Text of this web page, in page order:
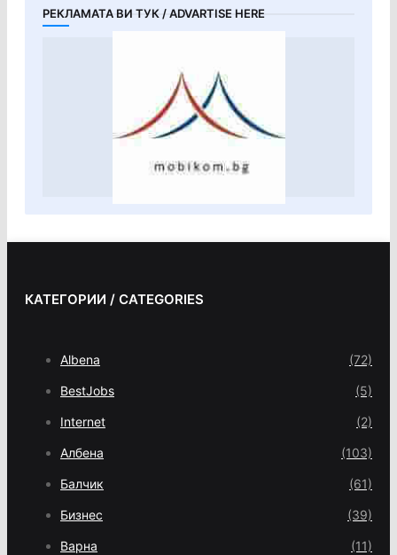
РЕКЛАМАТА ВИ ТУК / ADVARTISE HERE
КАТЕГОРИИ / CATEGORIES
Albena (72)
BestJobs (5)
Internet (2)
Албена (103)
Балчик (61)
Бизнес (39)
Варна (11)